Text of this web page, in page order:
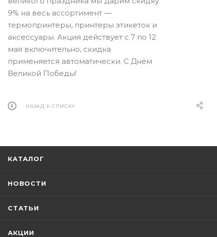
9% на весь ассортимент —
термопринтеры, принтеры этикеток и
аксессуары. Акция действует с 7 по 12
мая включительно, скидка
применяется автоматически. С Днём
Великой Победы!
НАЗАД К СПИСКУ
КАТАЛОГ
НОВОСТИ
СТАТЬИ
АКЦИИ